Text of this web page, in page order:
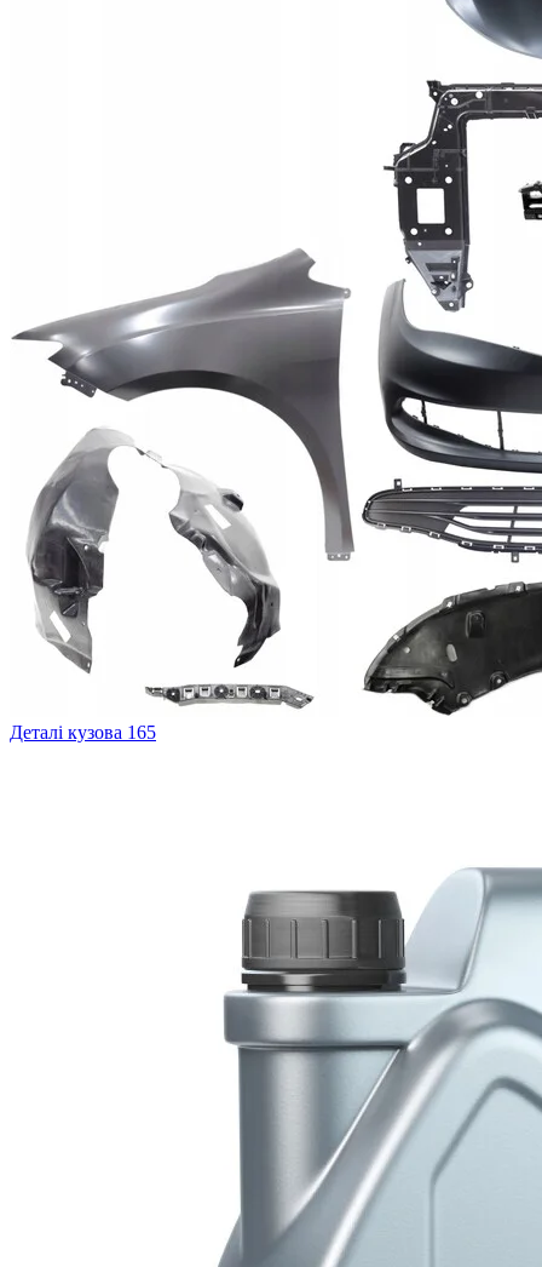
Деталі кузова 165